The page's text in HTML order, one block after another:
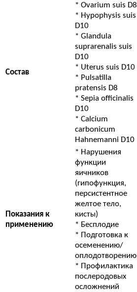
Состав
* Ovarium suis D8
* Hypophysis suis
D10
* Glandula
suprarenalis suis
D10
* Uterus suis D10
* Pulsatilla
pratensis D8
* Sepia officinalis
D10
* Calcium
carbonicum
Hahnemanni D10
Показания к
применению
* Нарушения
функции
яичников
(гипофункция,
персистентное
желтое тело,
кисты)
* Бесплодие
* Подготовка к
осеменению/
оплодотворению
* Профилактика
послеродовых
осложнений